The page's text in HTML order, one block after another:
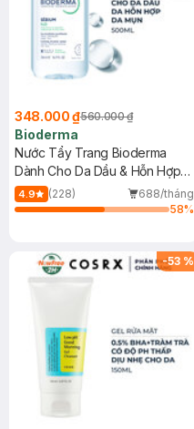
348.000 ₫560.000 ₫
Bioderma
Nước Tẩy Trang Bioderma
Dành Cho Da Dầu & Hỗn Hợp
500ml
4.9 (228)
688/tháng
58%
-53 %